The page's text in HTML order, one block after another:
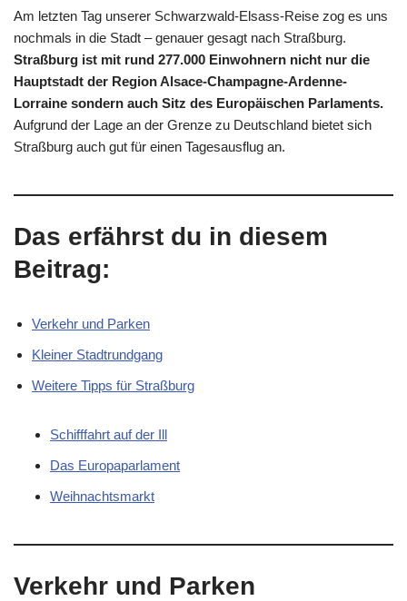
Am letzten Tag unserer Schwarzwald-Elsass-Reise zog es uns
nochmals in die Stadt – genauer gesagt nach Straßburg.
Straßburg ist mit rund 277.000 Einwohnern nicht nur die
Hauptstadt der Region Alsace-Champagne-Ardenne-
Lorraine sondern auch Sitz des Europäischen Parlaments.
Aufgrund der Lage an der Grenze zu Deutschland bietet sich
Straßburg auch gut für einen Tagesausflug an.
Das erfährst du in diesem
Beitrag:
Verkehr und Parken
Kleiner Stadtrundgang
Weitere Tipps für Straßburg
Schifffahrt auf der Ill
Das Europaparlament
Weihnachtsmarkt
Verkehr und Parken